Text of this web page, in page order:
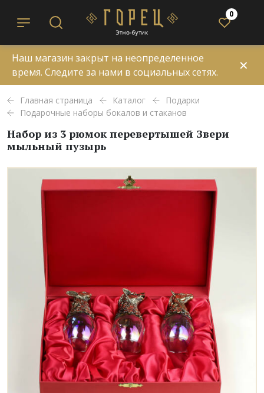
0
Наш магазин закрыт на неопределенное
время. Следите за нами в социальных сетях.
✕
Главная страница Каталог
Подарки
Подарочные наборы бокалов и стаканов
Набор из 3 рюмок перевертышей Звери
мыльный пузырь